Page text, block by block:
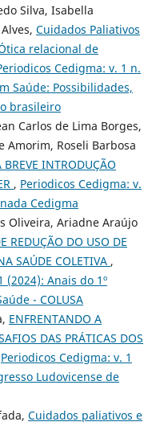
Silva, Isabella
Cuidados Paliativos
relacional de
Cedigma: v. 1 n.
Saúde: Possibilidades,
brasileiro
Carlos de Lima Borges,
Amorim, Roseli Barbosa
INTRODUÇÃO
, Periodicos Cedigma: v.
Cedigma
Oliveira, Ariadne Araújo
REDUÇÃO DO USO DE
SAÚDE COLETIVA ,
(2024): Anais do 1º
- COLUSA
ENFRENTANDO A
DAS PRÁTICAS DOS
Periodicos Cedigma: v. 1
Ludovicense de
Cuidados paliativos e